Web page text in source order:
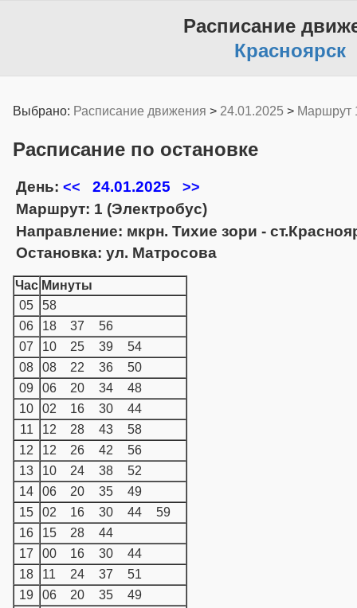
Расписание
Красноярск
Выбрано: Расписание движения > 24.01.2025 > Маршрут
Расписание по остановке
День: << 24.01.2025 >>
Маршрут: 1 (Электробус)
Направление: мкрн. Тихие зори -
Остановка: ул. Матросова
Час Минуты
05
58
06
18 37
56
07
10 25 39
54
08
08 22 36
50
09
06 20 34
48
10
02 16 30
44
11
12 28 43
58
12
12 26 42
56
13
10 24 38
52
14
06 20 35
49
15
02 16 30 44
59
16
15 28
44
17
00 16 30
44
18
11 24 37
51
19
06 20 35
49